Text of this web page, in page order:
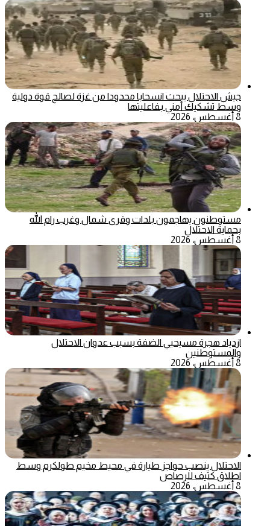
جيش الاحتلال يبحث انسحابا محدودا من غزة لصالح قوة دولية
وسط تشكيك أمني بفاعليتها
8 أغسطس، 2026
مستوطنون يهاجمون بلدات وقرى شمال وغرب رام الله
بحماية الاحتلال
8 أغسطس، 2026
ازدياد هجرة مسيحيي الضفة بسبب عدوان الاحتلال
والمستوطنين
8 أغسطس، 2026
الاحتلال ينصب حواجز طيارة في محيط مخيم طولكرم وسط
اطلاق كثيف للرصاص
8 أغسطس، 2026